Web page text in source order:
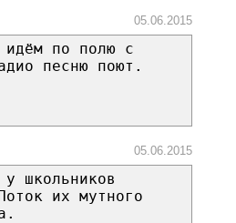
05.06.2015
по полю с
песню поют.
05.06.2015
школьников
их мутного